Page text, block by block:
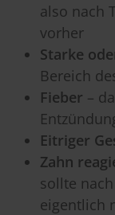
also nach
vorher
Starke
Bereich
Fieber –
Eitriger
Zahn
sollte
eigentlich